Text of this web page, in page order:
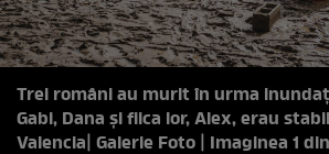
Trei români au murit în urma
Gabi, Dana și fiica lor, Alex, erau
Valencia| Galerie Foto | Imaginea 1